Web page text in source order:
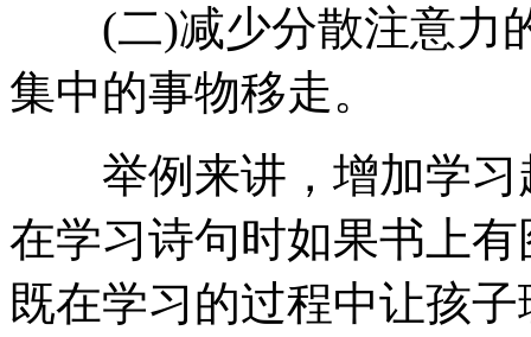
(二)减少分散注意力
集中的事物移走。
举例来讲，增加学习
在学习诗句时如果书上
既在学习的过程中让孩